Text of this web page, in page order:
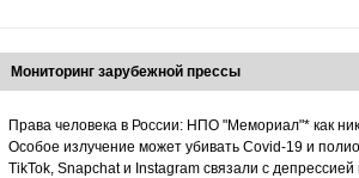
Мониторинг зарубежной прессы
Права человека в России: НПО "Мемориал"* как
Особое излучение может убивать Covid-19 и
TikTok, Snapchat и Instagram связали с